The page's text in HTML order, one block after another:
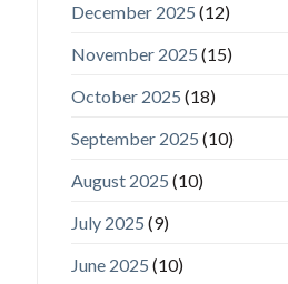
December 2025 (12)
November 2025 (15)
October 2025 (18)
September 2025 (10)
August 2025 (10)
July 2025 (9)
June 2025 (10)